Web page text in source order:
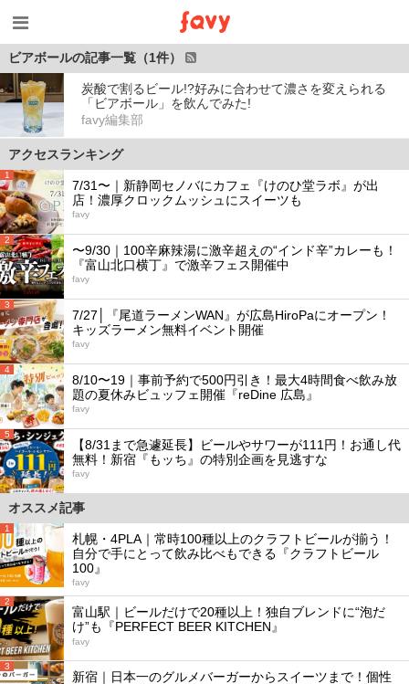
ビアボールの記事一覧（1件）
炭酸で割るビール!?好みに合わせて濃さを変えられる
「ビアボール」を飲んでみた!
favy編集部
アクセスランキング
1
7/31〜｜新静岡セノバにカフェ『けのひ堂ラボ』が出
店！濃厚クロックムッシュにスイーツも
favy
2
〜9/30｜100辛麻辣湯に激辛超えの“インド辛”カレーも！
『富山北口横丁』で激辛フェス開催中
favy
3
7/27│『尾道ラーメンWAN』が広島HiroPaにオープン！
キッズラーメン無料イベント開催
favy
4
8/10〜19｜事前予約で500円引き！最大4時間食べ飲み放
題の夏休みビュッフェ開催『reDine 広島』
favy
5
【8/31まで急遽延長】ビールやサワーが111円！お通し代
無料！新宿『もッち』の特別企画を見逃すな
favy
オススメ記事
1
札幌・4PLA｜常時100種以上のクラフトビールが揃う！
自分で手にとって飲み比べもできる『クラフトビール
100』
favy
2
富山駅｜ビールだけで20種以上！独自ブレンドに“泡だ
け”も『PERFECT BEER KITCHEN』
favy
3
新宿｜日本一のグルメバーガーからスイーツまで！個性